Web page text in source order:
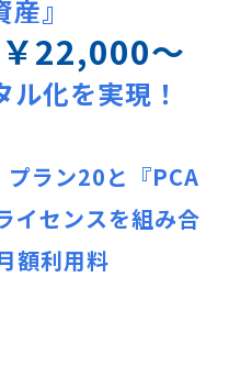
』
￥22,000～
化を実現！
ラン20と『PCA
イセンスを組み合
額利用料